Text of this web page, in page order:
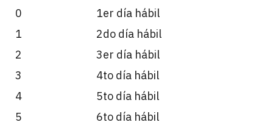
0
1er día hábil
1
2do día hábil
2
3er día hábil
3
4to día hábil
4
5to día hábil
5
6to día hábil